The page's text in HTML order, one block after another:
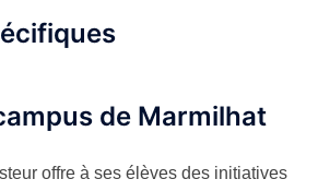
de Marmilhat
offre à ses élèves des initiatives